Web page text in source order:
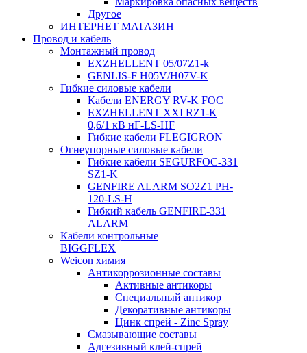
Другое
ИНТЕРНЕТ МАГАЗИН
Провод и кабель
Монтажный провод
EXZHELLENT 05/07Z1-k
GENLIS-F Н05V/H07V-K
Гибкие силовые кабели
Кабели ENERGY RV-K FOC
EXZHELLENT XXI RZ1-K
0,6/1 кВ нГ-LS-HF
Гибкие кабели FLEGIGRON
Огнеупорные силовые кабели
Гибкие кабели SEGURFOC-331
SZ1-K
GENFIRE ALARM SO2Z1 PH-
120-LS-H
Гибкий кабель GENFIRE-331
ALARM
Кабели контрольные
BIGGFLEX
Weicon химия
Антикоррозионные составы
Активные антикоры
Специальный антикор
Декоративные антикоры
Цинк спрей - Zinc Spray
Смазывающие составы
Адгезивный клей-спрей